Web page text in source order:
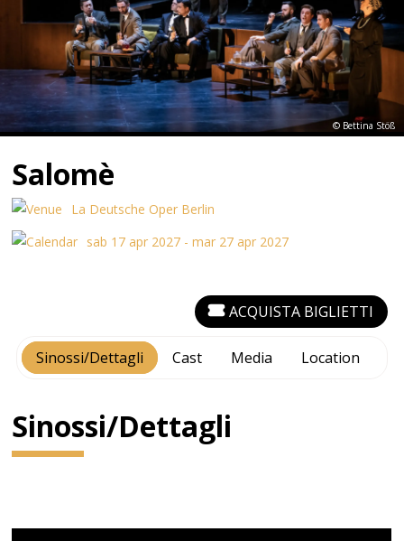
© Bettina Stöß
Salomè
La Deutsche Oper Berlin
sab 17 apr 2027 - mar 27 apr 2027
Sinossi/Dettagli Cast Media Location
ACQUISTA BIGLIETTI
Sinossi/Dettagli